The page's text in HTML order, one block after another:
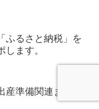
ふるさと納税」を
します。
産準備関連まとめ